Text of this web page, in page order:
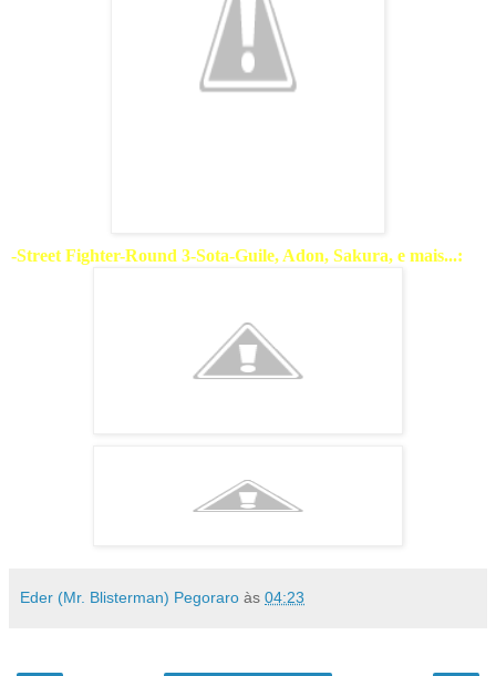
-Street Fighter-Round 3-Sota-Guile, Adon, Sakura, e mais...:
Eder (Mr. Blisterman) Pegoraro às 04:23